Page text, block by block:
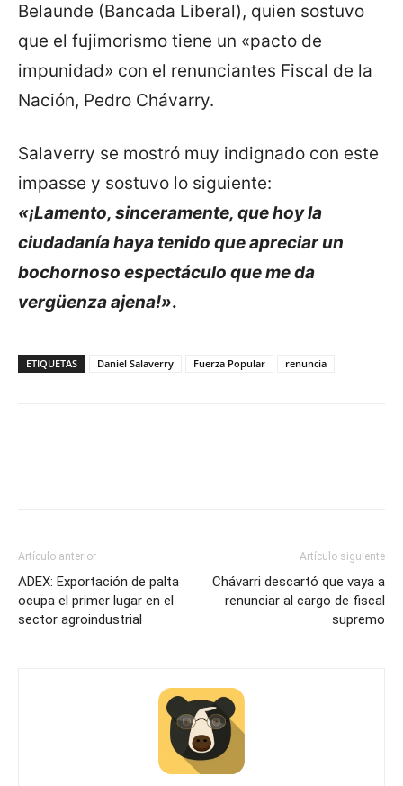
Belaunde (Bancada Liberal), quien sostuvo
que el fujimorismo tiene un «pacto de
impunidad» con el renunciantes Fiscal de la
Nación, Pedro Chávarry.
Salaverry se mostró muy indignado con este
impasse y sostuvo lo siguiente:
«¡Lamento, sinceramente, que hoy la
ciudadanía haya tenido que apreciar un
bochornoso espectáculo que me da
vergüenza ajena!».
ETIQUETAS Daniel Salaverry Fuerza Popular renuncia
Artículo anterior
ADEX: Exportación de palta
ocupa el primer lugar en el
sector agroindustrial
Artículo siguiente
Chávarri descartó que vaya a
renunciar al cargo de fiscal
supremo